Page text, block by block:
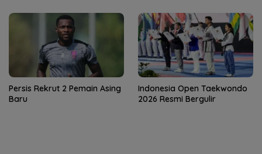
Persis Rekrut 2 Pemain Asing
Baru
Indonesia Open Taekwondo
2026 Resmi Bergulir